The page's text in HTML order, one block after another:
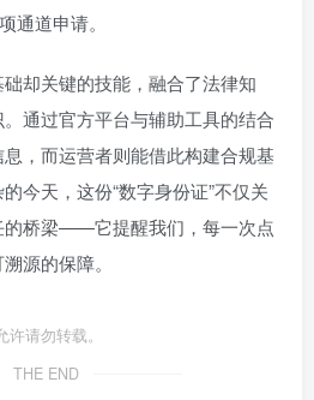
通道申请。
却关键的技能，融合了法律知
通过官方平台与辅助工具的结合
，而运营者则能借此构建合规基
今天，这份“数字身份证”不仅关
的桥梁——它提醒我们，每一次点
源的保障。
请勿转载。
THE END